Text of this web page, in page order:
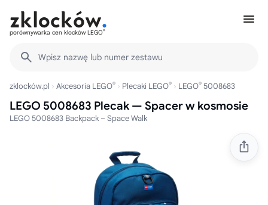
porównywarka cen klocków LEGO®
Wpisz nazwę lub numer zestawu
zklocków.pl Akcesoria LEGO® Plecaki LEGO® LEGO® 5008683
LEGO 5008683 Plecak — Spacer w kosmosie
LEGO 5008683 Backpack – Space Walk